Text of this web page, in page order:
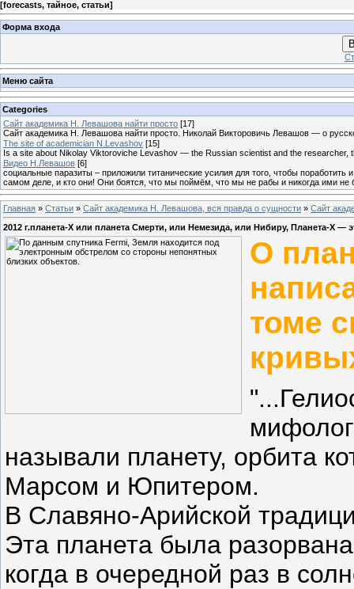
[forecasts, тайное, статьи]
Форма входа
Меню сайта
Categories
Сайт академика Н. Левашова найти просто [17]
Сайт академика Н. Левашова найти просто. Николай Викторовичь Левашов — о
The site of academician N.Levashov [15]
Is a site about Nikolay Viktoroviche Levashov — the Russian scientist and the
Видео Н.Левашов [6]
социальные паразиты – приложили титанические усилия для того, чтобы
самом деле, и кто они! Они боятся, что мы поймём, что мы не рабы и никогда ими
Главная » Статьи » Сайт академика Н. Левашова, вся правда о сущности » Сайт
2012 г.планета-Х или планета Смерти, или Немезида, или Нибиру, Планета-Х —
О
томе
называли планету, орбита
Марсом и Юпитером.
В Славяно-Арийской
Эта планета была
когда в очередной раз в